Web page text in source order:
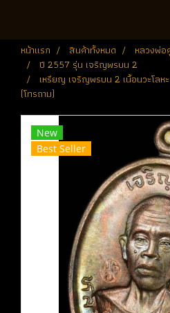
หน้าแรก สินค้าทั้งหมด
หลวงพ่อ
ปี 2557 รุ่น เจริญพรบน 2
เหรียญ เจริญพรบน 2 เนื้อนวะโลห
(โทรถาม)
New
Best Seller